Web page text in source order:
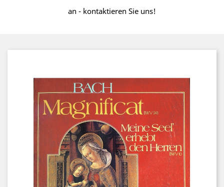
an - kontaktieren Sie uns!